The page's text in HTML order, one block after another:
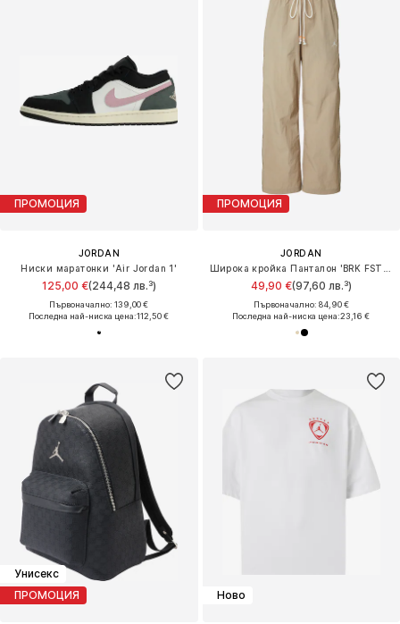
ПРОМОЦИЯ
JORDAN
Ниски маратонки 'Air Jordan 1'
125,00 €(244,48 лв.³)
Първоначално: 139,00 €
Последна най-ниска цена:112,50 €
ПРОМОЦИЯ
JORDAN
49,90 €(97,60 лв.³)
Първоначално: 84,90 €
Последна най-ниска цена:23,16 €
Унисекс
ПРОМОЦИЯ
Ново